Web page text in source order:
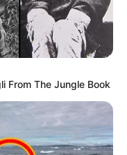
From The Jungle Book